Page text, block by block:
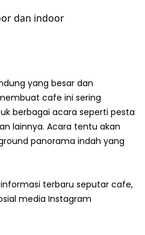
dan indoor
yang besar dan
cafe ini sering
berbagai acara seperti pesta
lainnya. Acara tentu akan
panorama indah yang
terbaru seputar cafe,
media Instagram